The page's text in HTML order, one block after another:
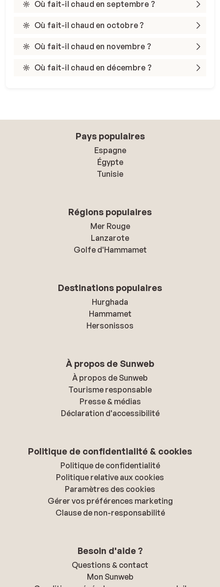
Où fait-il chaud en septembre ?
Où fait-il chaud en octobre ?
Où fait-il chaud en novembre ?
Où fait-il chaud en décembre ?
Pays populaires
Espagne
Égypte
Tunisie
Régions populaires
Mer Rouge
Lanzarote
Golfe d'Hammamet
Destinations populaires
Hurghada
Hammamet
Hersonissos
À propos de Sunweb
À propos de Sunweb
Tourisme responsable
Presse & médias
Déclaration d'accessibilité
Politique de confidentialité & cookies
Politique de confidentialité
Politique relative aux cookies
Paramètres des cookies
Gérer vos préférences marketing
Clause de non-responsabilité
Besoin d'aide ?
Questions & contact
Mon Sunweb